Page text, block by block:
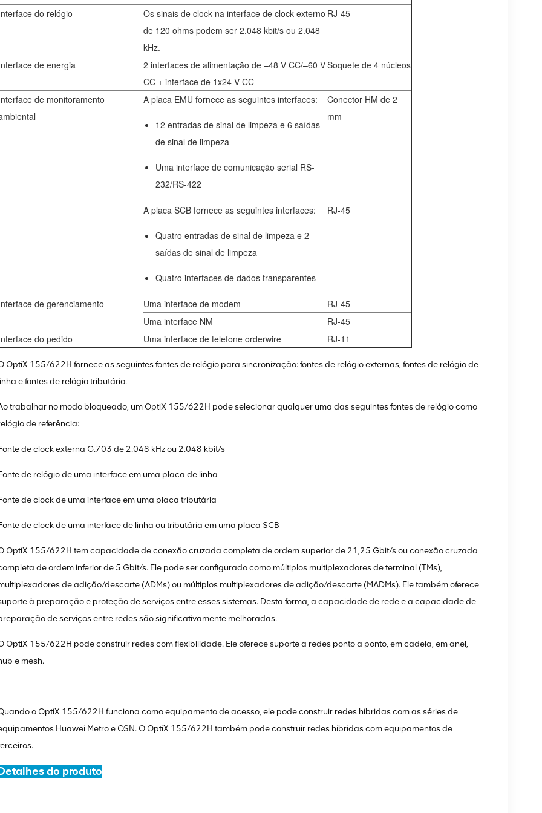
do relógio
Os sinais de clock na interface de clock externo
de 120 ohms podem ser 2.048 kbit/s ou 2.048
kHz.
RJ-45
de energia
2 interfaces de alimentação de –48 V CC/–60 V
CC + interface de 1x24 V CC
Soquete de 4 núcleos
de monitoramento
A placa EMU fornece as seguintes interfaces:
12 entradas de sinal de limpeza e 6 saídas
de sinal de limpeza
Uma interface de comunicação serial RS-
232/RS-422
Conector HM de 2
mm
A placa SCB fornece as seguintes interfaces:
Quatro entradas de sinal de limpeza e 2
saídas de sinal de limpeza
Quatro interfaces de dados transparentes
RJ-45
de gerenciamento Uma interface de modem
RJ-45
Uma interface NM
RJ-45
do pedido
Uma interface de telefone orderwire RJ-11
OptiX 155/622H fornece as seguintes fontes de relógio para sincronização: fontes de relógio externas, fontes de relógio de
e fontes de relógio tributário.
trabalhar no modo bloqueado, um OptiX 155/622H pode selecionar qualquer uma das seguintes fontes de relógio como
de referência:
de clock externa G.703 de 2.048 kHz ou 2.048 kbit/s
de relógio de uma interface em uma placa de linha
de clock de uma interface em uma placa tributária
de clock de uma interface de linha ou tributária em uma placa SCB
OptiX 155/622H tem capacidade de conexão cruzada completa de ordem superior de 21,25 Gbit/s ou conexão cruzada
de ordem inferior de 5 Gbit/s. Ele pode ser configurado como múltiplos multiplexadores de terminal (TMs),
de adição/descarte (ADMs) ou múltiplos multiplexadores de adição/descarte (MADMs). Ele também oferece
à preparação e proteção de serviços entre esses sistemas. Desta forma, a capacidade de rede e a capacidade de
de serviços entre redes são significativamente melhoradas.
OptiX 155/622H pode construir redes com flexibilidade. Ele oferece suporte a redes ponto a ponto, em cadeia, em anel,
e mesh.
o OptiX 155/622H funciona como equipamento de acesso, ele pode construir redes híbridas com as séries de
Huawei Metro e OSN. O OptiX 155/622H também pode construir redes híbridas com equipamentos de
do produto